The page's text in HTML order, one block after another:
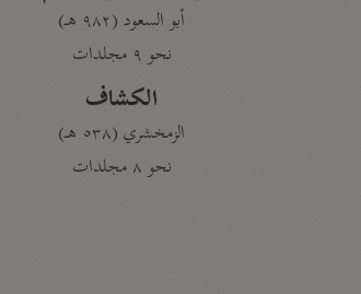
أبو السعود (٩٨٢ هـ)
نحو ٩ مجلدات
الكشاف
الزمخشري (٥٣٨ هـ)
نحو ٨ مجلدات